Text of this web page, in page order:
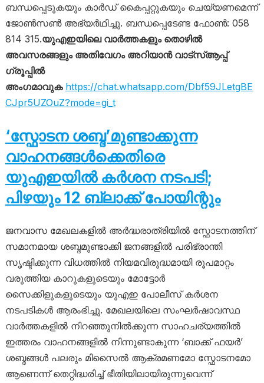
ബന്ധപ്പെടുകയും കാർഡ് കൈപ്പറ്റുകയും ചെയ്യണമെന്ന്
ജോൺസൺ അഭ്യർഥിച്ചു. ബന്ധപ്പെടേണ്ട ഫോൺ: 058
814 315.യുഎഇയിലെ വാർത്തകളും തൊഴിൽ
അവസരങ്ങളും അതിവേഗം അറിയാൻ വാട്സ്ആപ്പ്
ഗ്രൂപ്പിൽ
അംഗമാവുക https://chat.whatsapp.com/Dbf59JLetgBE
CJpr5UZOuZ?mode=gi_t
‘സ്ഫോടന ശബ്ദ’മുണ്ടാക്കുന്ന
വാഹനങ്ങൾക്കെതിരെ
യുഎഇയിൽ കർശന നടപടി;
പിഴയും 12 ബ്ലാക്ക് പോയിന്റും
ജനവാസ മേഖലകളിൽ അർദ്ധരാത്രിയിൽ സ്ഫോടനത്തിന്
സമാനമായ ശബ്ദമുണ്ടാക്കി ജനങ്ങളിൽ പരിഭ്രാന്തി
സൃഷ്ടിക്കുന്ന വിധത്തിൽ നിയമവിരുദ്ധമായി രൂപമാറ്റം
വരുത്തിയ കാറുകളുടെയും മോട്ടോർ
സൈക്കിളുകളുടെയും യുഎഇ പോലീസ് കർശന
നടപടികൾ ആരംഭിച്ചു. മേഖലയിലെ സംഘർഷാവസ്ഥ
വാർത്തകളിൽ നിറഞ്ഞുനിൽക്കുന്ന സാഹചര്യത്തിൽ
ഇത്തരം വാഹനങ്ങളിൽ നിന്നുണ്ടാകുന്ന ‘ബാക്ക് ഫയർ’
ശബ്ദങ്ങൾ പലരും മിസൈൽ ആക്രമണമോ സ്ഫോടനമോ
ആണെന്ന് തെറ്റിദ്ധരിച്ച് ഭീതിയിലായിരുന്നുവെന്ന്